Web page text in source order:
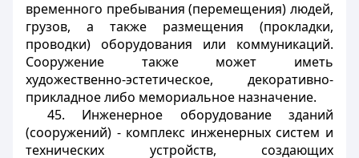
временного пребывания (перемещения) людей,
грузов, а также размещения (прокладки,
проводки) оборудования или коммуникаций.
Сооружение также может иметь
художественно-эстетическое, декоративно-
прикладное либо мемориальное назначение.
45. Инженерное оборудование зданий
(сооружений) - комплекс инженерных систем и
технических устройств, создающих